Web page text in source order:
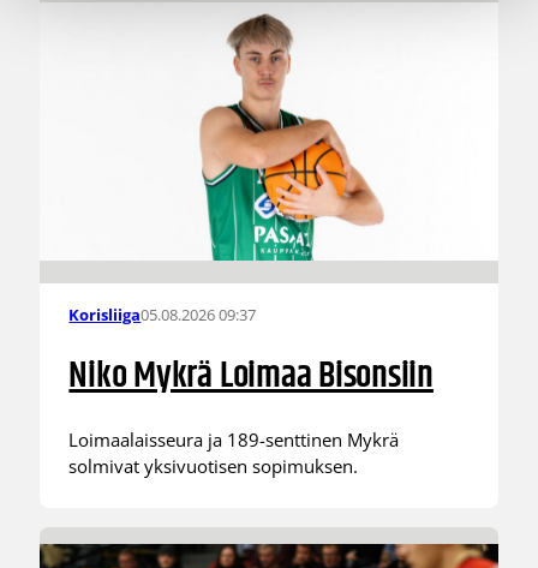
Korisliiga05.08.2026 09:37
Niko Mykrä Loimaa Bisonsiin
Loimaalaisseura ja 189-senttinen Mykrä
solmivat yksivuotisen sopimuksen.